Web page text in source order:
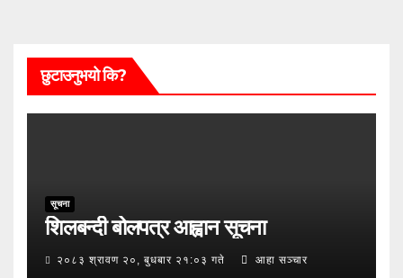
छुटाउनुभयो कि?
सूचना
शिलबन्दी बोलपत्र आह्वान सूचना
२०८३ श्रावण २०, बुधबार २१:०३ गते आहा सञ्चार